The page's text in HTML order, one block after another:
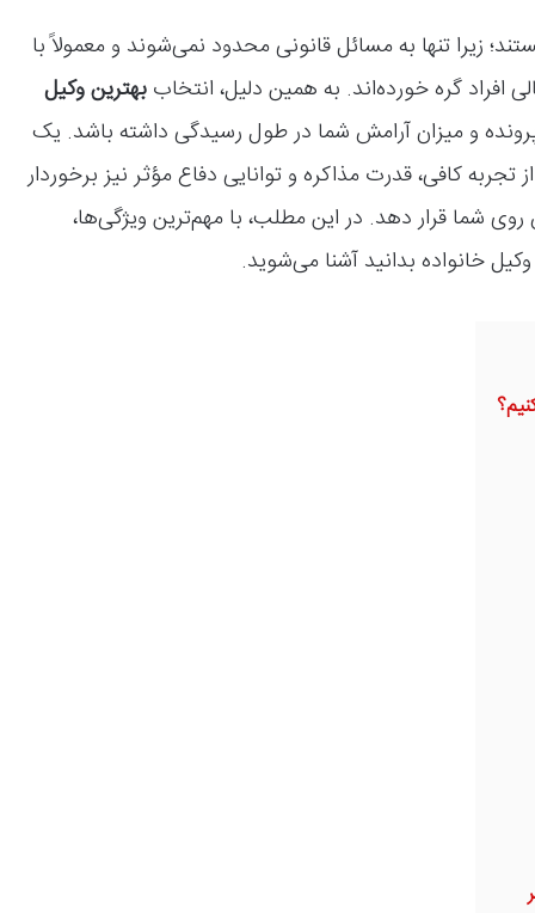
زیرا تنها به مسائل قانونی محدود نمی‌شوند و معمولاً با
افراد گره خورده‌اند. به همین دلیل، انتخاب بهترین وکیل
و میزان آرامش شما در طول رسیدگی داشته باشد. یک
تجربه کافی، قدرت مذاکره و توانایی دفاع مؤثر نیز برخوردار
شما قرار دهد. در این مطلب، با مهم‌ترین ویژگی‌ها،
خانواده بدانید آشنا می‌شوید.